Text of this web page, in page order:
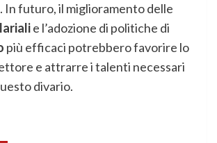
In futuro, il miglioramento delle
e l’adozione di politiche di
più efficaci potrebbero favorire lo
e attrarre i talenti necessari
divario.